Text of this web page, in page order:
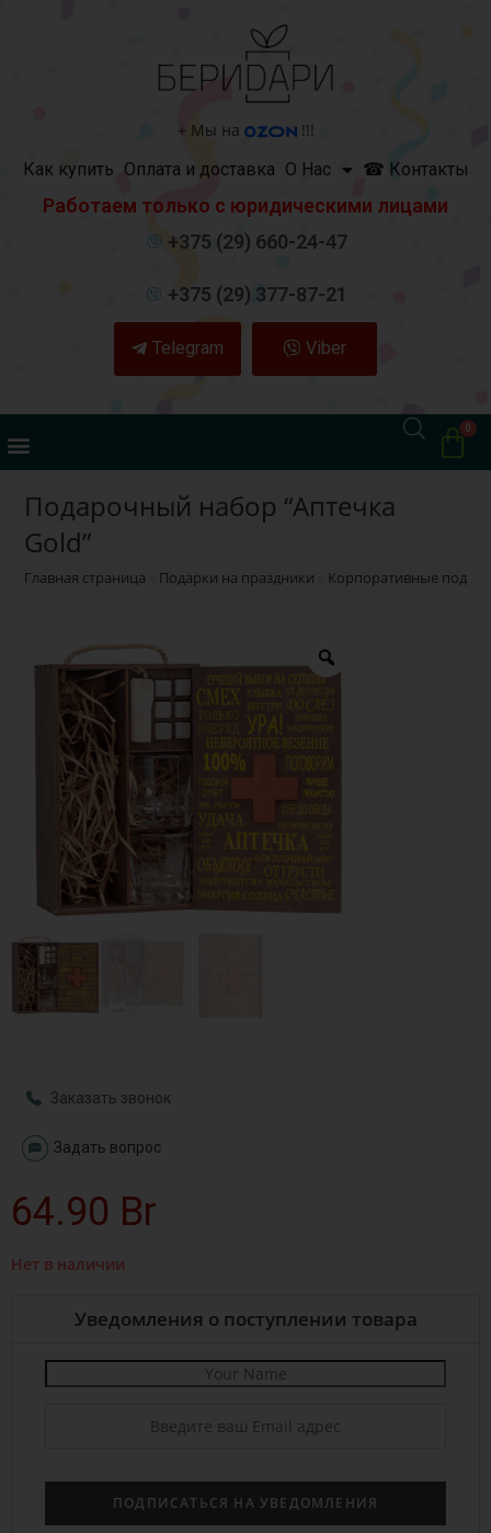
+ Мы на
!!!
Как купить Оплата и доставка О Нас ☎ Контакты
Работаем только с юридическими лицами
+375 (29) 660-24-47
+375 (29) 377-87-21
Telegram Viber
Подарочный набор “Аптечка
Gold”
Главная страница Подарки на праздники Корпоративные
Заказать звонок
Задать вопрос
64.90 Br
Нет в наличии
Уведомления о поступлении товара